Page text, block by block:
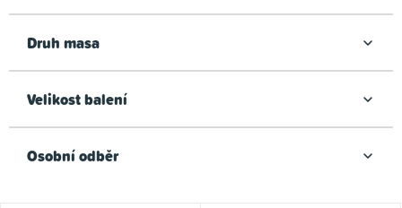
Druh masa
Velikost balení
Osobní odběr